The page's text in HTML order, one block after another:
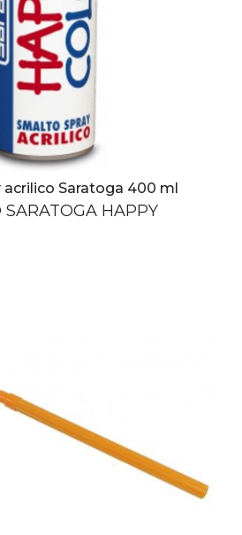
acrilico Saratoga 400 ml
SARATOGA HAPPY